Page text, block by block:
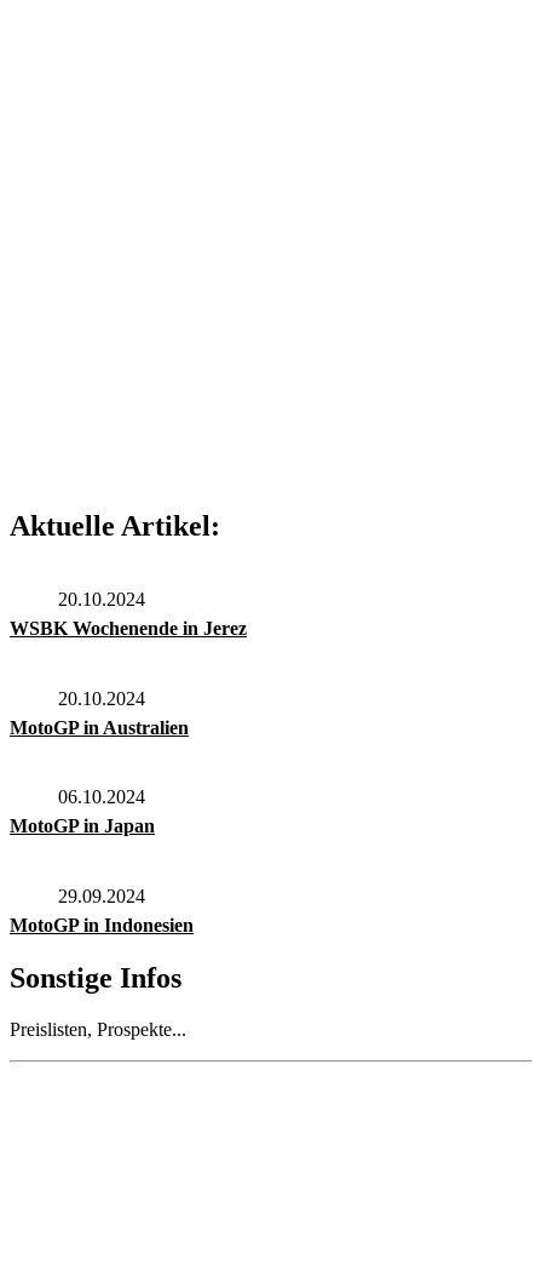
Aktuelle Artikel:
20.10.2024
WSBK Wochenende in Jerez
20.10.2024
MotoGP in Australien
06.10.2024
MotoGP in Japan
29.09.2024
MotoGP in Indonesien
Sonstige Infos
Preislisten, Prospekte...